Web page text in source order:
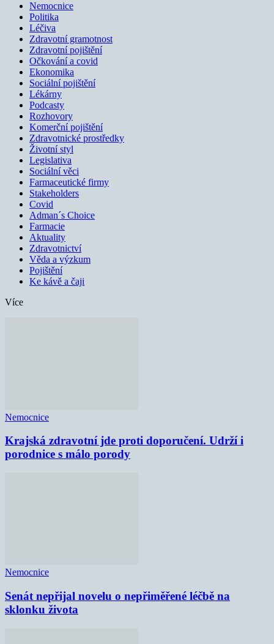
Nemocnice
Politika
Léčiva
Zdravotní gramotnost
Zdravotní pojištění
Očkování a covid
Ekonomika
Sociální pojištění
Lékárny
Podcasty
Rozhovory
Komerční pojištění
Zdravotnické prostředky
Životní styl
Legislativa
Sociální věci
Farmaceutické firmy
Stakeholders
Covid
Adman´s Choice
Farmacie
Aktuality
Zdravotnictví
Věda a výzkum
Pojištění
Ke kávě a čaji
Více
Nemocnice
Krajská zdravotní jde proti doporučení. Udrží i
porodnice s málo porody
Nemocnice
Senát nepřijal novelu o nepřiměřené léčbě na
sklonku života